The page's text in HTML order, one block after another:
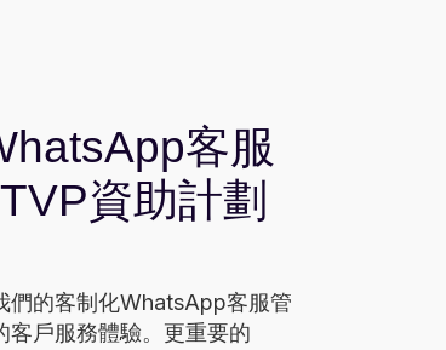
客服
資助計劃
們的客制化WhatsApp客服管
客戶服務體驗。更重要的